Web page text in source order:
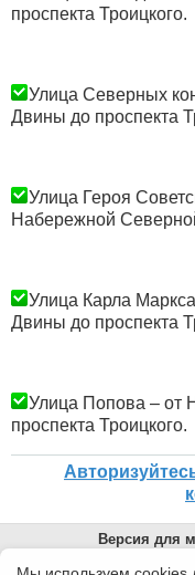
проспекта Троицкого.
Улица Северных
Двины до проспекта
Улица Героя
Набережной
Улица Карла
Двины до проспекта
Улица Попова – от
проспекта Троицкого.
Версия для
© 2026